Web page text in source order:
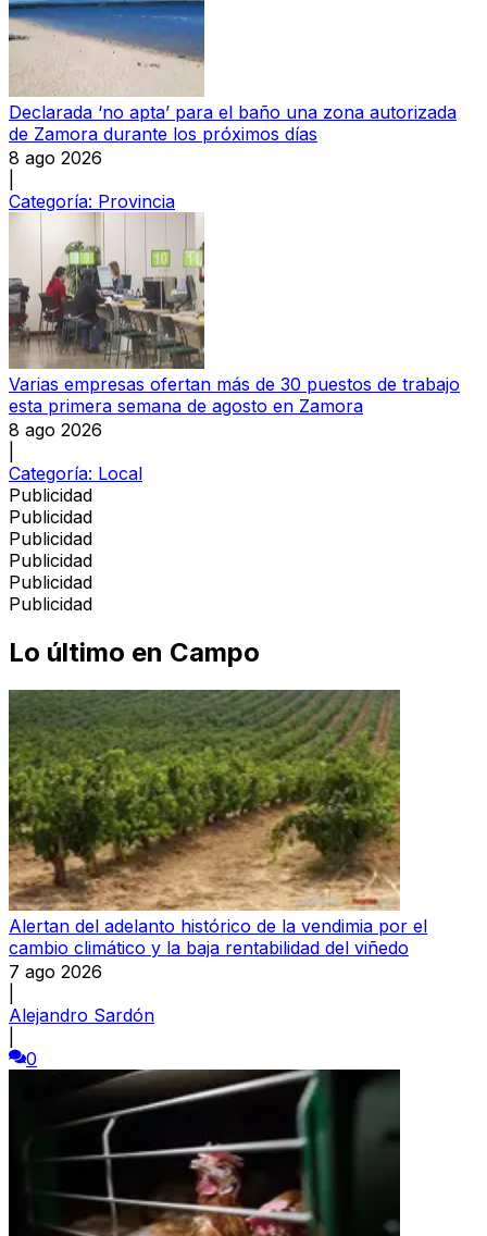
Declarada ‘no apta’ para el baño una zona autorizada
de Zamora durante los próximos días
8 ago 2026
Categoría: Provincia
Varias empresas ofertan más de 30 puestos de trabajo
esta primera semana de agosto en Zamora
8 ago 2026
Categoría: Local
Publicidad
Publicidad
Publicidad
Publicidad
Publicidad
Publicidad
Lo último en Campo
Alertan del adelanto histórico de la vendimia por el
cambio climático y la baja rentabilidad del viñedo
7 ago 2026
Alejandro Sardón
0